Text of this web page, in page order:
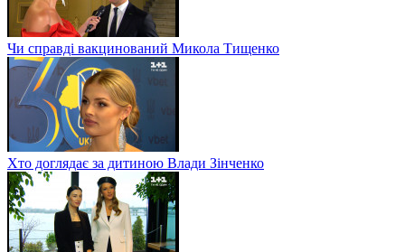
Чи справді вакцинований Микола Тищенко
Хто доглядає за дитиною Влади Зінченко